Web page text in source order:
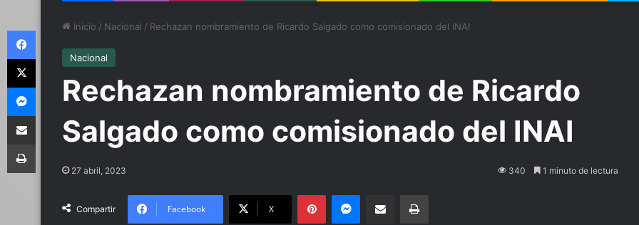
Inicio / Nacional / Rechazan nombramiento de Ricardo Salgado como comisionado del INAI
Nacional
Rechazan nombramiento de Ricardo
Salgado como comisionado del INAI
27 abril, 2023 340 1 minuto de lectura
Compartir Facebook X
PinterestMessenger
Compartir por email Imprimir
Facebook
X
Messenger
Compartir por email
Imprimir